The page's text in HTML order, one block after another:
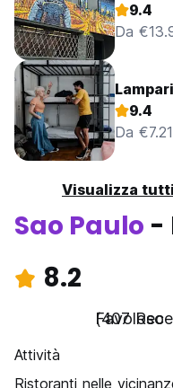
9.4
Da
9.4
Da €7.21
Visualizza
Sao Paulo -
8.2
Favoloso
(407
Attività
Ristoranti nelle